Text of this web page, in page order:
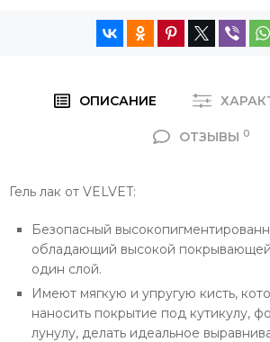
ОПИСАНИЕ
ОТЗЫВЫ 0
Гель лак от VELVET:
Безопасный
обладающий высокой
один слой.
Имеют мягкую и упругую кисть,
наносить покрытие под кутикулу,
лунулу, делать идеальное